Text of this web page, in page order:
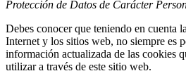
Protección de Datos de Carácter
Debes conocer que teniendo en cuenta
Internet y los sitios web, no siempre es
información actualizada de las cookies
utilizar a través de este sitio web.